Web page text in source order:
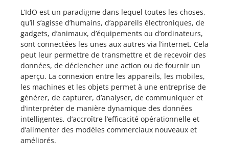
L’IdO est un paradigme dans lequel toutes les choses,
qu’il s’agisse d’humains, d’appareils électroniques, de
gadgets, d’animaux, d’équipements ou d’ordinateurs,
sont connectées les unes aux autres via l’internet. Cela
peut leur permettre de transmettre et de recevoir des
données, de déclencher une action ou de fournir un
aperçu. La connexion entre les appareils, les mobiles,
les machines et les objets permet à une entreprise de
générer, de capturer, d’analyser, de communiquer et
d’interpréter de manière dynamique des données
intelligentes, d’accroître l’efficacité opérationnelle et
d’alimenter des modèles commerciaux nouveaux et
améliorés.